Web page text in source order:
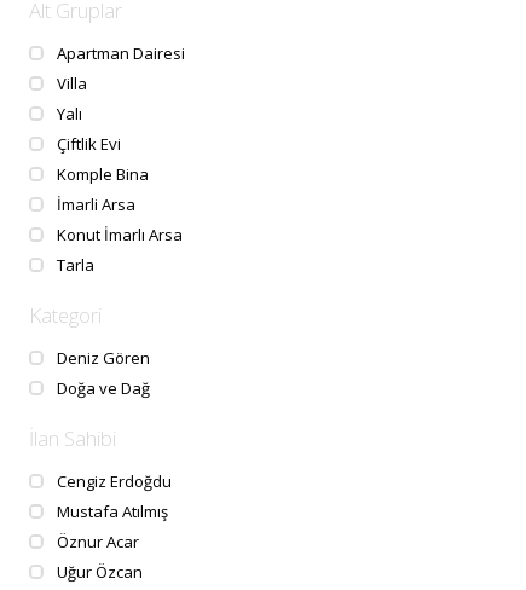
Alt Gruplar
Apartman Dairesi
Villa
Yalı
Çiftlik Evi
Komple Bina
İmarli Arsa
Konut İmarlı Arsa
Tarla
Kategori
Deniz Gören
Doğa ve Dağ
İlan Sahibi
Cengiz Erdoğdu
Mustafa Atılmış
Öznur Acar
Uğur Özcan